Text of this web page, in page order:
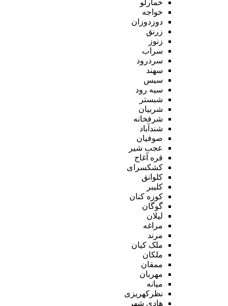
خمارلو
خواجه
دوزدوزان
زرنق
زنوز
سراب
سردرود
سهند
سیس
سیه رود
شبستر
شربیان
شرفخانه
شندآباد
صوفیان
عجب شیر
قره آغاج
کشکسرای
کلوانق
کلیبر
کوزه کنان
گوگان
لیلان
مراغه
مرند
ملک کیان
ملکان
ممقان
مهربان
میانه
نظرکهریزی
هادی شهر